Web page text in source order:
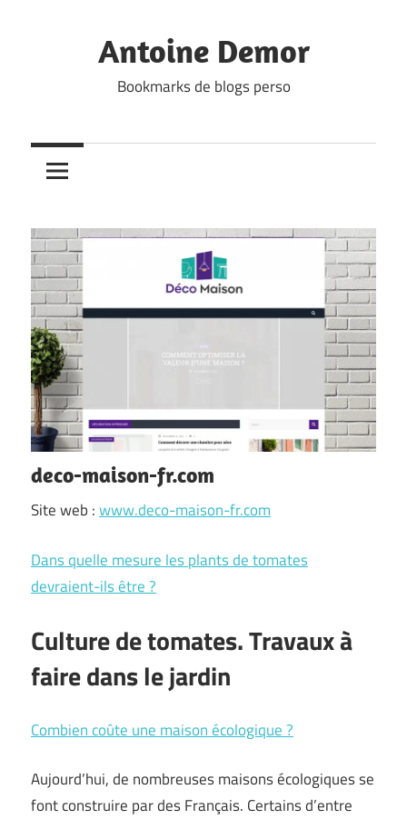
Antoine Demor
Bookmarks de blogs perso
deco-maison-fr.com
Site web :www.deco-maison-fr.com
Dans quelle mesure les plants de tomates
devraient-ils être ?
Culture de tomates. Travaux à
faire dans le jardin
Combien coûte une maison écologique ?
Aujourd’hui, de nombreuses maisons écologiques se
font construire par des Français. Certains d’entre